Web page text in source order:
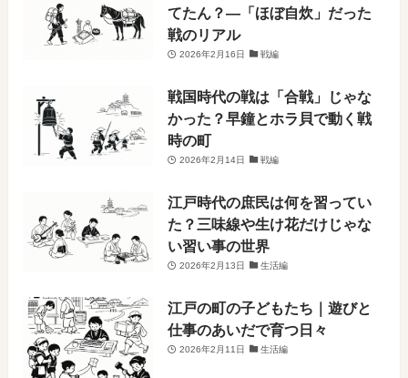
てたん？―「ほぼ自炊」だった
戦のリアル
2026年2月16日 戦編
戦国時代の戦は「合戦」じゃな
かった？早鐘とホラ貝で動く戦
時の町
2026年2月14日 戦編
江戸時代の庶民は何を習ってい
た？三味線や生け花だけじゃな
い習い事の世界
2026年2月13日 生活編
江戸の町の子どもたち｜遊びと
仕事のあいだで育つ日々
2026年2月11日 生活編